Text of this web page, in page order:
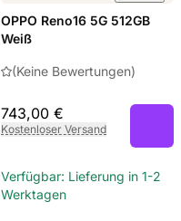
OPPO Reno16 5G 512GB
Weiß
(Keine Bewertungen)
743,00 €
Kostenloser Versand
Verfügbar: Lieferung in 1-2
Werktagen